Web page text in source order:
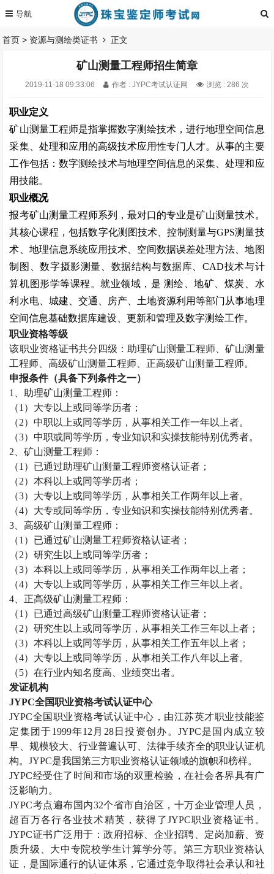
首页 > 资源与测绘类证书 正文
矿山测量工程师招生简章
2019-11-18 09:33:06 作者 : JYPC考试认证网 浏览 : 286 次
职业定义
矿山测量工程师是指掌握数字测绘技术，进行地理空间信息
采集、处理和应用的高级技术应用性专门人才。从事的主要
工作包括：数字测绘技术与地理空间信息的采集、处理和应
用技能。
职业概况
报考矿山测量工程师系列，最对口的专业是矿山测量技术。
其核心课程，包括数字化测图技术、控制测量与GPS测量技
术、地理信息系统应用技术、空间数据误差处理方法、地图
制图、数字摄影测量、数据结构与数据库、CAD技术与计
算机图形学等课程。就业领域，是 测绘、地矿、煤炭、水
利水电、城建、交通、房产、土地资源利用等部门从事地理
空间信息基础数据库建设、更新和管理及数字测绘工作。
职业资格等级
该职业资格证书共分四级：助理矿山测量工程师、矿山测量
工程师、高级矿山测量工程师、正高级矿山测量工程师。
申报条件（具备下列条件之一）
1
、助理矿山测量工程师：
（1 ）大专以上或同等学历者；
（2）中职以上或同等学历，从事相关工作一年以上者。
（3）中职或同等学历，专业知识和实操技能特别优秀者。
2 、矿山测量工程师：
（1 ）已通过助理矿山测量工程师资格认证者；
（2）本科以上或同等学历者；
（3）大专以上或同等学历，从事相关工作两年以上者。
（4）大专或同等学历，专业知识和实操技能特别优秀者。
3 、高级矿山测量工程师：
（1 ）已通过矿山测量工程师资格认证者；
（2）研究生以上或同等学历者；
（3）本科以上或同等学历，从事相关工作两年以上者；
（4）大专以上或同等学历，从事相关工作三年以上者。
4 、正高级矿山测量工程师：
（1 ）已通过高级矿山测量工程师资格认证者；
（2）研究生以上或同等学历，从事相关工作三年以上者；
（3）本科以上或同等学历，从事相关工作五年以上者；
（4）大专以上或同等学历，从事相关工作八年以上者。
（5）在行业内知名度高、业绩突出者。
发证机构
JYPC全国职业资格考试认证中心
JYPC全国职业资格考试认证中心，由江苏英才职业技能鉴
定集团于1999年12 月 28日投资创办。 JYPC是国内成立较
早、规模较大、行业普遍认可、法律手续齐全的职业认证机
构。JYPC是我国第三方职业资格认证领域的旗帜和榜样。
JYPC经受住了时间和市场的双重检验，在社会各界具有广
泛影响力。
JYPC考点遍布国内32个省市自治区，十万企业管理人员，
超百万各行各业技术精英，获得了JYPC职业资格证书。
JYPC证书广泛用于：政府招标、企业招聘、定岗加薪、资
质升级、大中专院校学生计算学分等。第三方职业资格认
证，是国际通行的认证体系，它通过竞争取得社会承认和社